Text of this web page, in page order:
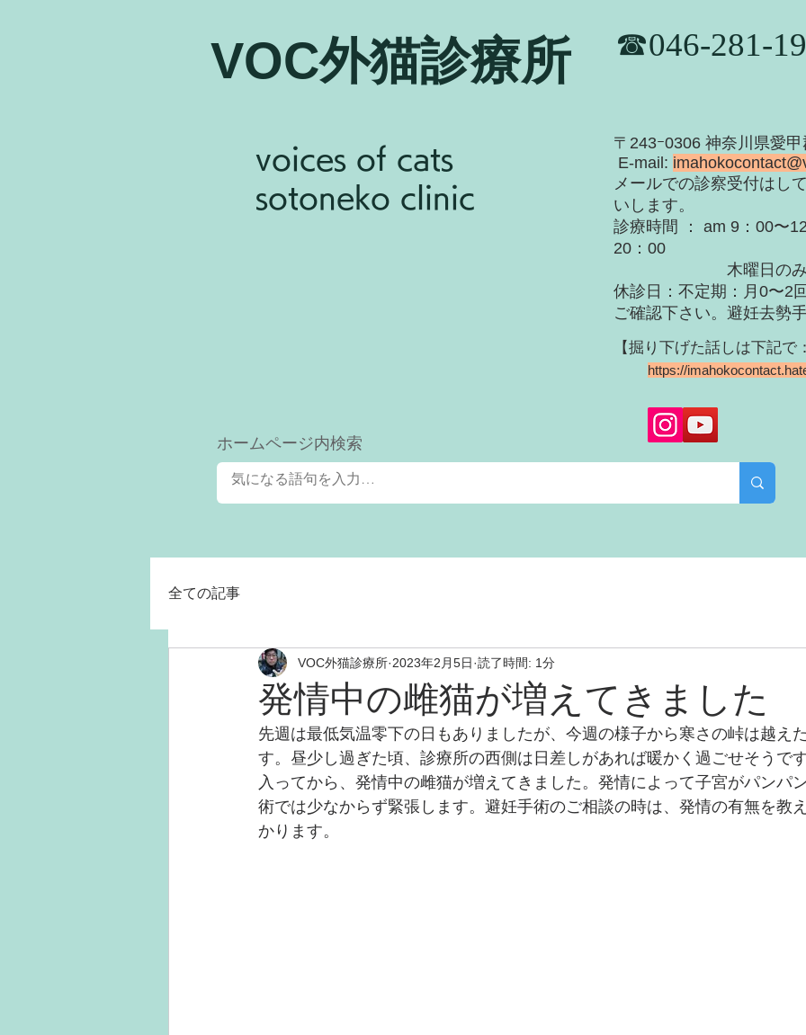
VOC外猫診療所 ​☎046-281-
voices of cats
sotoneko clinic
〒243ｰ0306 神奈川県愛
E-mail:
メールでの診察受付はし
いします。
診療時間 ： am 9：00〜
20：00
木曜日のみ〜
休診日：不定期：月0〜2
ご確認下さい。 避妊去勢
【掘り下げた話しは下記で
https://
​ホームページ内検索
全ての記事
発情中の雌猫が増えてきました
VOC外猫診療所 2023年2月5日 読了時間: 1分
先週は最低気温零下の日もありましたが、今週の様子から寒さの峠は越え
す。昼少し過ぎた頃、診療所の西側は日差しがあれば暖かく過ごせそうで
入ってから、発情中の雌猫が増えてきました。発情によって子宮がパンパ
術では少なからず緊張します。避妊手術のご相談の時は、発情の有無を教
かります。